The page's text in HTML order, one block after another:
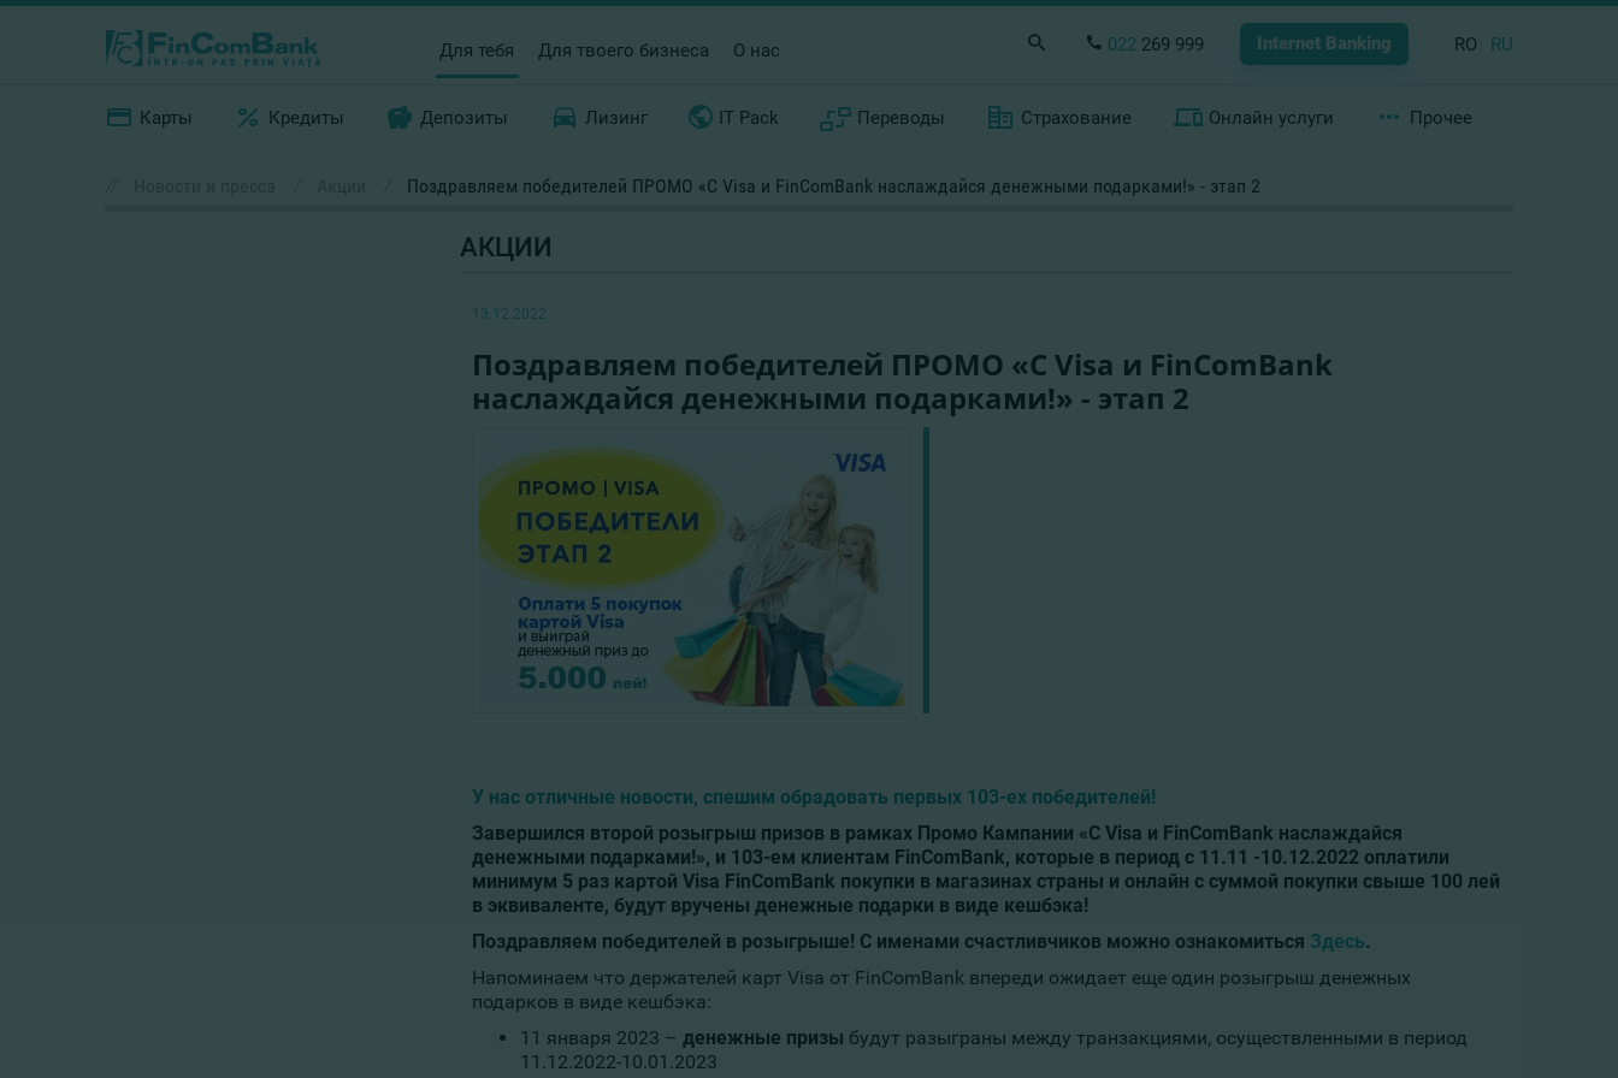
Для тебя Для твоего бизнеса О нас 022 269 999 Internet Banking RO RU
Карты Кредиты Депозиты Лизинг IT Pack Переводы Страхование Онлайн услуги Прочее
Поздравляем победителей ПРОМО «С Visa и FinComBank наслаждайся денежными подарками!» - этап 2
АКЦИИ
13.12.2022
Поздравляем победителей ПРОМО «С Visa и FinComBank
наслаждайся денежными подарками!» - этап 2
У нас отличные новости, спешим обрадовать первых 103-ех победителей!
Завершился второй розыгрыш призов в рамках Промо Кампании «С Visa и FinComBank наслаждайся
денежными подарками!», и 103-ем клиентам FinComBank, которые в период с 11.11 -10.12.2022 оплатили
минимум 5 раз картой Visa FinComBank покупки в магазинах страны и онлайн с суммой покупки свыше 100 лей
в эквиваленте, будут вручены денежные подарки в виде кешбэка!
Поздравляем победителей в розыгрыше! С именами счастливчиков можно ознакомиться Здесь.
Напоминаем что держателей карт Visa от FinComBank впереди ожидает еще один розыгрыш денежных
подарков в виде кешбэка:
11 января 2023 – денежные призы будут разыграны между транзакциями, осуществленными в период
11.12.2022-10.01.2023